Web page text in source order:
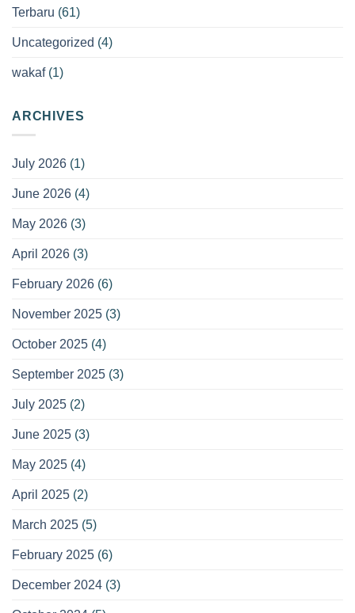
Terbaru (61)
Uncategorized (4)
wakaf(1)
ARCHIVES
July 2026 (1)
June 2026 (4)
May 2026 (3)
April 2026 (3)
February 2026 (6)
November 2025 (3)
October 2025 (4)
September 2025 (3)
July 2025 (2)
June 2025 (3)
May 2025 (4)
April 2025 (2)
March 2025 (5)
February 2025 (6)
December 2024 (3)